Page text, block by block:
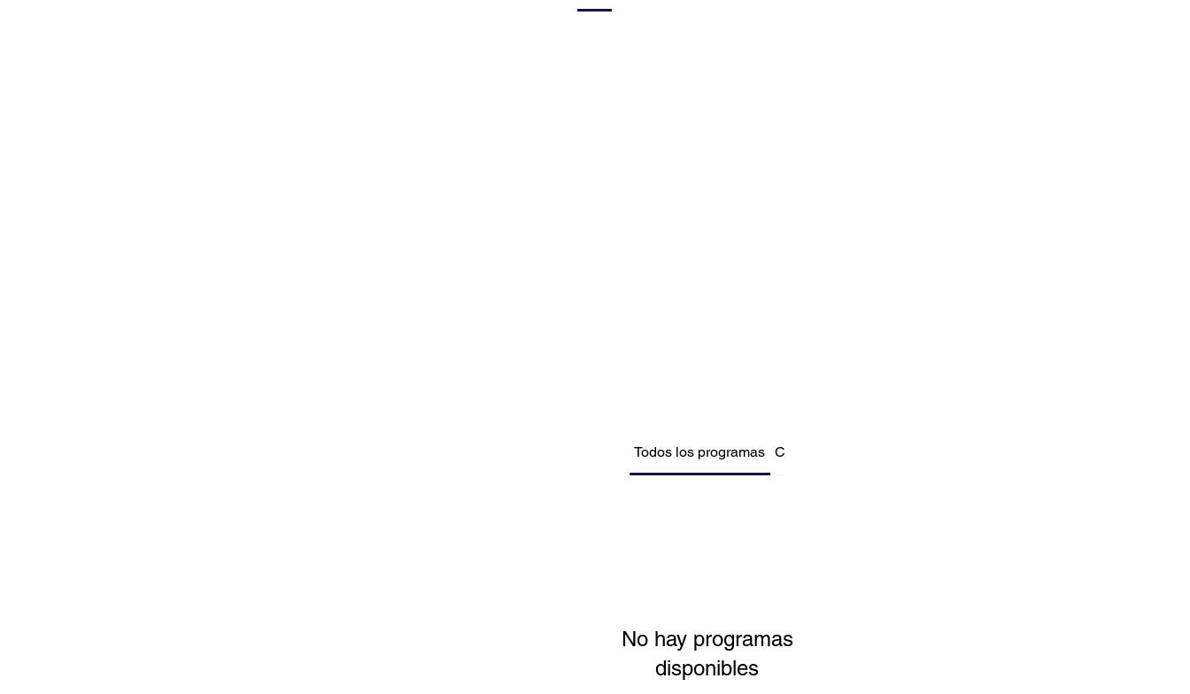
Todos los programas Creatividad
No hay programas
disponibles